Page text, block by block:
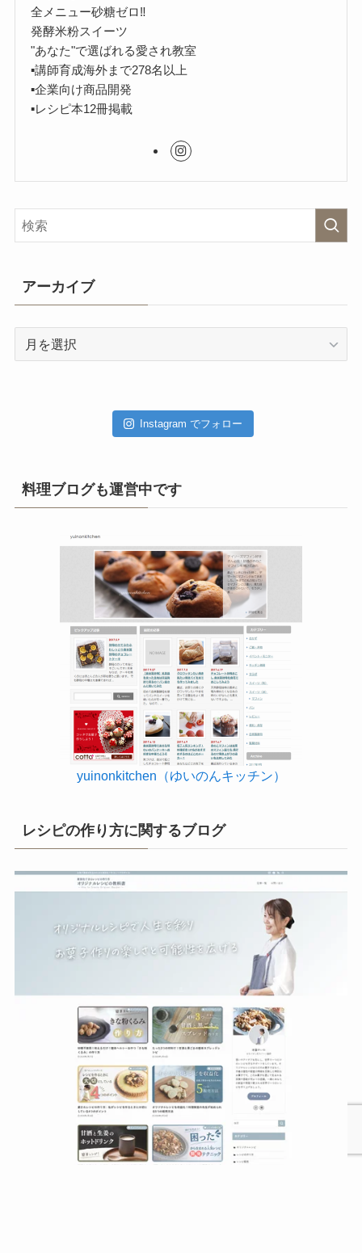
全メニュー砂糖ゼロ‼︎
発酵米粉スイーツ
"あなた"で選ばれる愛され教室
▪︎講師育成海外まで278名以上
▪︎企業向け商品開発
▪︎レシピ本12冊掲載
アーカイブ
Instagram でフォロー
料理ブログも運営中です
yuinonkitchen（ゆいのんキッチン）
レシピの作り方に関するブログ